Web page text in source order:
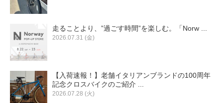
走ることより、”過ごす時間”を楽しむ。「Norw ...
2026.07.31 (金)
【入荷速報！】老舗イタリアンブランドの100周年
記念クロスバイクのご紹介 ...
2026.07.28 (火)